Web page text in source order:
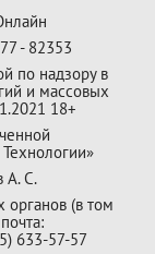
- 82353
по надзору в
и массовых
18+
А. С.
органов (в том
633-57-57